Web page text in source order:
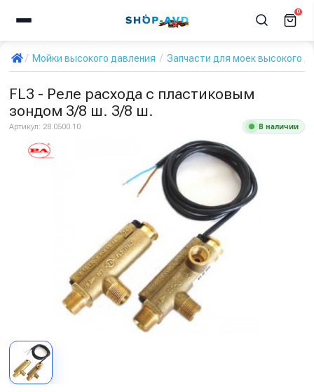
0
Мойки высокого давления Запчасти для моек высокого
FL3 - Реле расхода с пластиковым
зондом 3/8 ш. 3/8 ш.
Артикул: 28.0500.10 В наличии